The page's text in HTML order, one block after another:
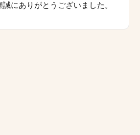
にありがとうございました。